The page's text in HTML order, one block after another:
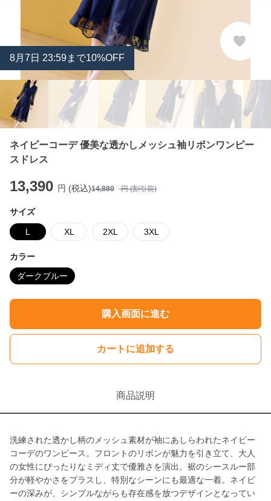
8月 7 日 23:59まで10%OFF
ネイビーコーデ 優美な透かしメッシュ袖リボンワンピー
スドレス
13,390 円 (税込)14,880 円 (割引前)
サイズ
L XL 2XL 3XL
カラー
ダークブルー
購入画面に進む
カートに追加する
商品説明
洗練された透かし柄のメッシュ素材が袖にあしらわれたネイビー
コーデのワンピース。フロントのリボンが魅力を引き立て、大人
の女性にぴったりなミディ丈で優雅さを演出。裾のシースルー部
分が軽やかさをプラスし、特別なシーンにも最適な一着。ネイビ
ーの深みが、シンプルながらも存在感を放つデザインとなってい